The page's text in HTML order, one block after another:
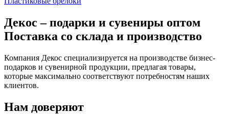
Декос – подарки и сувениры оптом
Поставка со склада и производство
Компания Декос специализируется на производстве бизнес-
подарков и сувенирной продукции, предлагая товары,
которые максимально соответствуют потребностям наших
клиентов.
Нам доверяют